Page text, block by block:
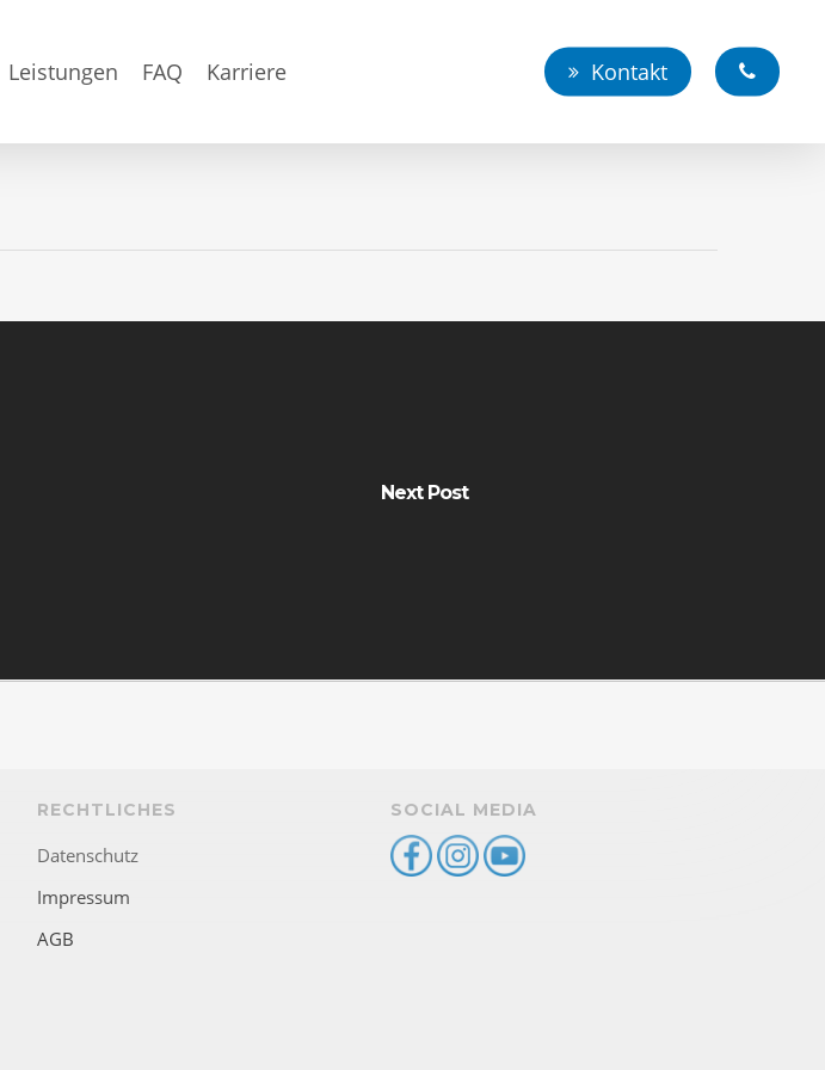
Leistungen FAQ Karriere Kontakt
Next Post
RECHTLICHES
Datenschutz
Impressum
AGB
SOCIAL MEDIA